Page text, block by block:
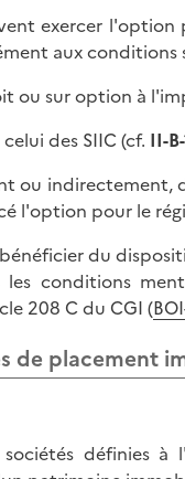
exercer
aux conditions
ou sur option à
des SIIC (cf. II-
ou indirectement,
l'option pour le
du
conditions
208 C du CGI (
de placement
définies à l'